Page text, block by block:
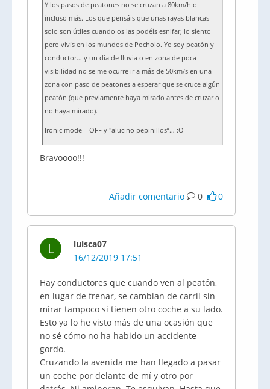
Y los pasos de peatones no se cruzan a 80km/h o
incluso más. Los que pensáis que unas rayas blancas
solo son útiles cuando os las podéis esnifar, lo siento
pero vivís en los mundos de Pocholo. Yo soy peatón y
conductor… y un día de lluvia o en zona de poca
visibilidad no se me ocurre ir a más de 50km/s en una
zona con paso de peatones a esperar que se cruce algún
peatón (que previamente haya mirado antes de cruzar o
no haya mirado).
Ironic mode = OFF y "alucino pepinillos”… :O
Bravoooo!!!
Añadir comentario 0 0
L
luisca07
16/12/2019 17:51
Hay conductores que cuando ven al peatón,
en lugar de frenar, se cambian de carril sin
mirar tampoco si tienen otro coche a su lado.
Esto ya lo he visto más de una ocasión que
no sé cómo no ha habido un accidente
gordo.
Cruzando la avenida me han llegado a pasar
un coche por delante de mí y otro por